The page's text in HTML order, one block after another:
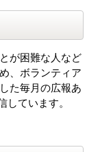
が困難な人など
、ボランティア
た毎月の広報あ
しています。